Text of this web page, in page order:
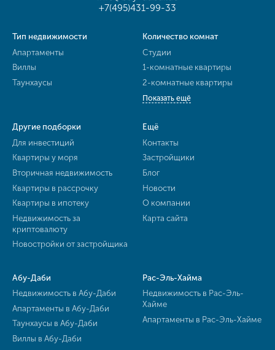
+7(495)431-99-33
Тип недвижимости
Апартаменты
Виллы
Таунхаусы
Количество комнат
Студии
1-комнатные квартиры
2-комнатные квартиры
Показать ещё
Другие подборки
Для инвестиций
Квартиры у моря
Вторичная недвижимость
Квартиры в рассрочку
Квартиры в ипотеку
Недвижимость за
криптовалюту
Новостройки от застройщика
Ещё
Контакты
Застройщики
Блог
Новости
О компании
Карта сайта
Абу-Даби
Недвижимость в Абу-Даби
Апартаменты в Абу-Даби
Таунхаусы в Абу-Даби
Виллы в Абу-Даби
Рас-Эль-Хайма
Недвижимость в Рас-Эль-
Хайме
Апартаменты в Рас-Эль-Хайме